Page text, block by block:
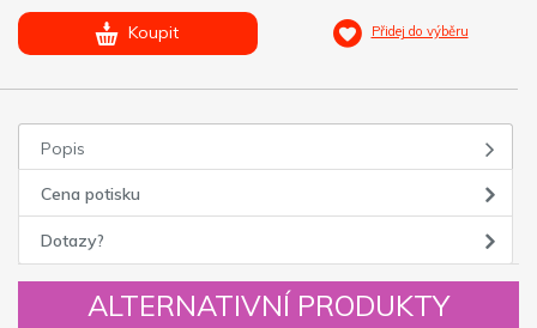
Koupit Přidej do výběru
Popis
Cena potisku
Dotazy?
ALTERNATIVNÍ PRODUKTY